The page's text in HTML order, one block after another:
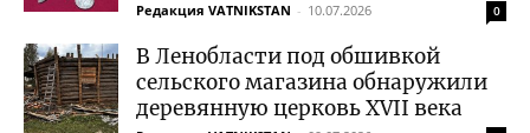
Редакция VATNIKSTAN - 10.07.2026 0
В Ленобласти под обшивкой
сельского магазина обнаружили
деревянную церковь XVII века